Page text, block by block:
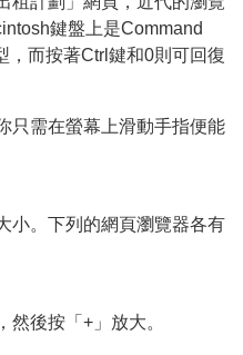
鍵盤上是Command
，而按著Ctrl鍵和0則可回復
只需在螢幕上滑動手指便能
小。下列的網頁瀏覽器各有
後按「+」放大。